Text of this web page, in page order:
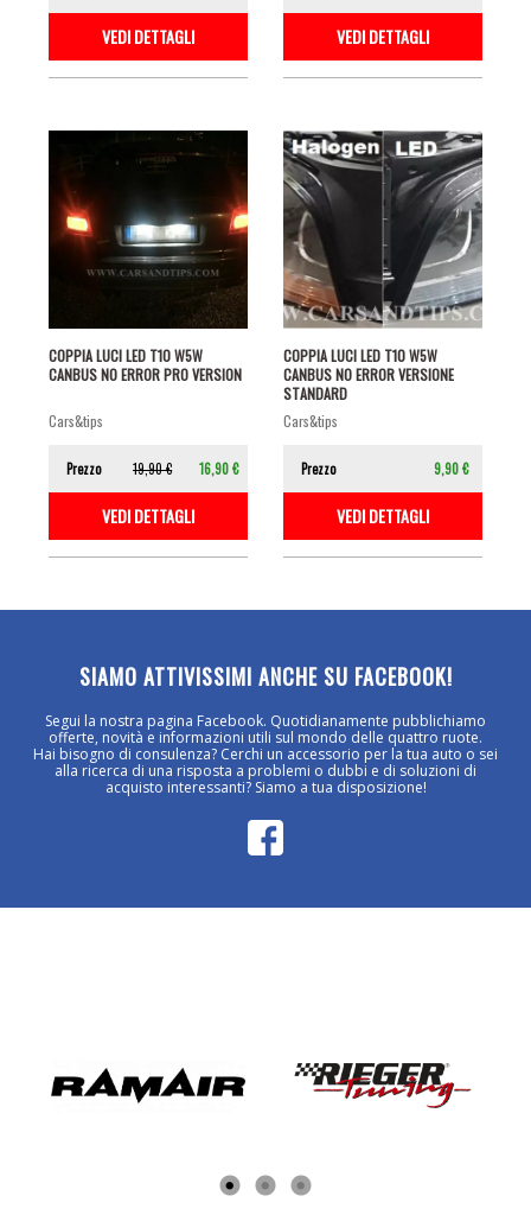
VEDI DETTAGLI VEDI DETTAGLI
COPPIA LUCI LED T10 W5W
CANBUS NO ERROR PRO VERSION
cars&tips
Prezzo 19,90 € 16,90 €
VEDI DETTAGLI
COPPIA LUCI LED T10 W5W
CANBUS NO ERROR VERSIONE
STANDARD
cars&tips
Prezzo 9,90 €
VEDI DETTAGLI
SIAMO ATTIVISSIMI ANCHE SU FACEBOOK!
Segui la nostra pagina Facebook. Quotidianamente pubblichiamo
offerte, novità e informazioni utili sul mondo delle quattro ruote.
Hai bisogno di consulenza? Cerchi un accessorio per la tua auto o sei
alla ricerca di una risposta a problemi o dubbi e di soluzioni di
acquisto interessanti? Siamo a tua disposizione!